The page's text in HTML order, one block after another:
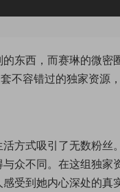
东西，而赛琳的微密
不容错过的独家资源
方式吸引了无数粉丝
众不同。在这组独家
受到她内心深处的真